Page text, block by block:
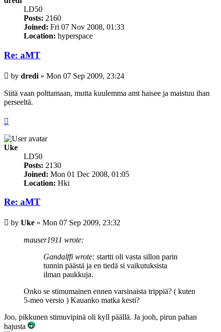
LD50
Posts: 2160
Joined: Fri 07 Nov 2008, 01:33
Location: hyperspace
Re: aMT
Post
by dredi » Mon 07 Sep 2009, 23:24
Siitä vaan polttamaan, mutta kuulemma amt haisee ja maistuu ihan
perseeltä.
Uke
LD50
Posts: 2130
Joined: Mon 01 Dec 2008, 01:05
Location: Hki
Re: aMT
Post
by Uke » Mon 07 Sep 2009, 23:32
mauser1911 wrote:
Gandalffi wrote: startti oli vasta sillon parin
tunnin päästä ja en tiedä si vaikutuksista
ilman paukkuja.
Onko se stimumainen ennen varsinaista trippiä? ( kuten
5-meo versio ) Kauanko matka kesti?
Joo, pikkunen stimuvipinä oli kyll päällä. Ja jooh, pirun pahan
hajusta